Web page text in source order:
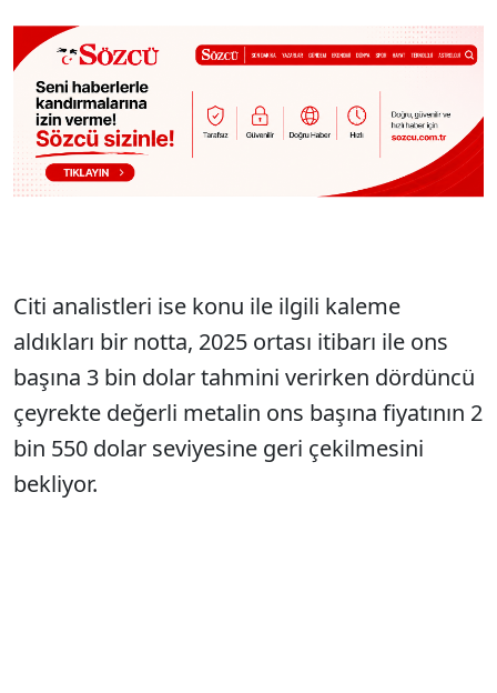
Citi analistleri ise konu ile ilgili kaleme
aldıkları bir notta, 2025 ortası itibarı ile ons
başına 3 bin dolar tahmini verirken dördüncü
çeyrekte değerli metalin ons başına fiyatının 2
bin 550 dolar seviyesine geri çekilmesini
bekliyor.